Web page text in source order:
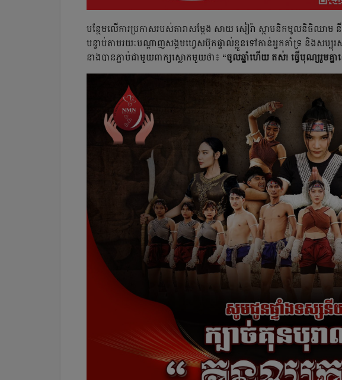
បន្ថែមលើការប្រកាសរបស់តារាសម្ដែង សាយ សៀរ៉ា ស្ថាបនិកមូលនិធិឈាម
បន្ទាប់តាមរយៈបណ្ដាញសង្គមហ្វេសប៊ុកផ្ទាល់ខ្លួនទៅកាន់អ្នកគាំទ្រ និងសប្
នាងបានភ្ជាប់ជាមួយពាក្យស្លោកមួយថា៖ “ចូលឆ្នាំហើយ តស់! ធ្វើបុណ្យរួមគ្នា